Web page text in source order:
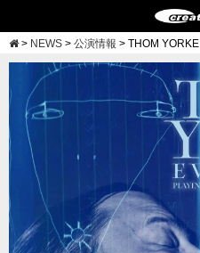
> NEWS > 公演情報 > THOM